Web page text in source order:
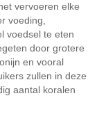
vervoeren elke
voeding,
voedsel te eten
door grotere
en vooral
zullen in deze
aantal koralen